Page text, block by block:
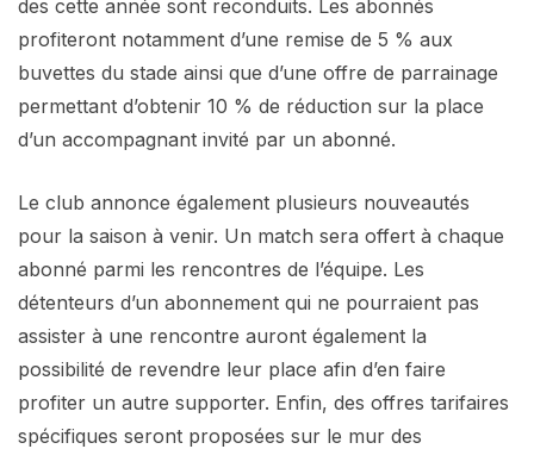
des cette année sont reconduits. Les abonnés
profiteront notamment d’une remise de 5 % aux
buvettes du stade ainsi que d’une offre de parrainage
permettant d’obtenir 10 % de réduction sur la place
d’un accompagnant invité par un abonné.
Le club annonce également plusieurs nouveautés
pour la saison à venir. Un match sera offert à chaque
abonné parmi les rencontres de l’équipe. Les
détenteurs d’un abonnement qui ne pourraient pas
assister à une rencontre auront également la
possibilité de revendre leur place afin d’en faire
profiter un autre supporter. Enfin, des offres tarifaires
spécifiques seront proposées sur le mur des